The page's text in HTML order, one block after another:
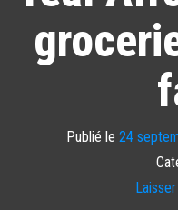
Publié le 24